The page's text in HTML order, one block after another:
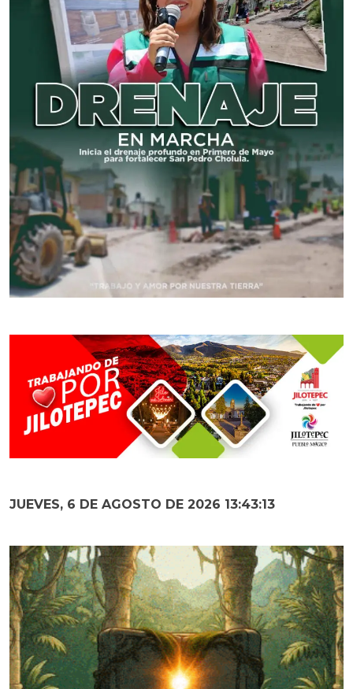
JUEVES, 6 DE AGOSTO DE 2026 13:43:14